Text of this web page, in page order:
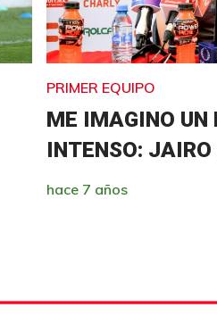
PRIMER EQUIPO
ME IMAGINO UN
INTENSO:
hace 7 años